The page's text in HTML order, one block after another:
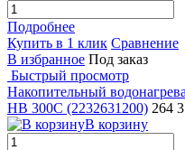
Подробнее
Купить в 1 клик Сравнение
В избранное Под заказ
Быстрый просмотр
Накопительный
HB 300С (2232631200) 264
В корзину